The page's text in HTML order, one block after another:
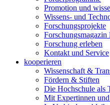
Promotion und
Wissens- und
Forschungsprojekte
Forschung erleben
Kontakt und Service
kooperieren
Wissenschaft &
Fördern & Stiften
Die Hochschule als
Mit Expertinnen